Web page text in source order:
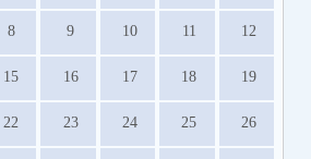
8 9 10 11 12
15 16 17 18 19
22 23 24 25 26